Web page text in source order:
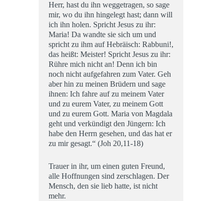
Herr, hast du ihn weggetragen, so sage
mir, wo du ihn hingelegt hast; dann will
ich ihn holen. Spricht Jesus zu ihr:
Maria! Da wandte sie sich um und
spricht zu ihm auf Hebräisch: Rabbuni!,
das heißt: Meister! Spricht Jesus zu ihr:
Rühre mich nicht an! Denn ich bin
noch nicht aufgefahren zum Vater. Geh
aber hin zu meinen Brüdern und sage
ihnen: Ich fahre auf zu meinem Vater
und zu eurem Vater, zu meinem Gott
und zu eurem Gott. Maria von Magdala
geht und verkündigt den Jüngern: Ich
habe den Herrn gesehen, und das hat er
zu mir gesagt.“ (Joh 20,11-18)
Trauer in ihr, um einen guten Freund,
alle Hoffnungen sind zerschlagen. Der
Mensch, den sie lieb hatte, ist nicht
mehr.